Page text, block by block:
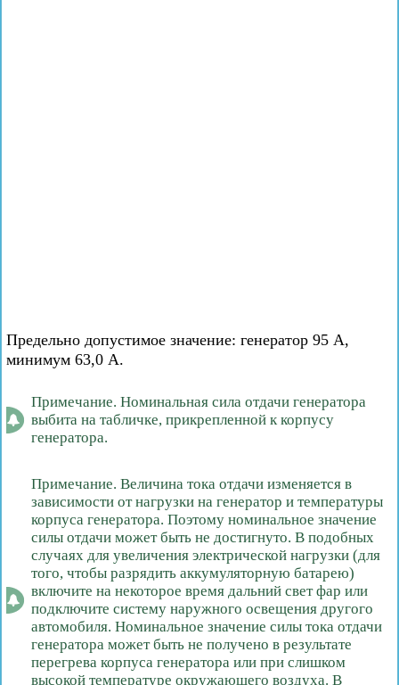
Предельно допустимое значение: генератор 95 А,
минимум 63,0 А.
Примечание. Номинальная сила отдачи генератора
выбита на табличке, прикрепленной к корпусу
генератора.
Примечание. Величина тока отдачи изменяется в
зависимости от нагрузки на генератор и температуры
корпуса генератора. Поэтому номинальное значение
силы отдачи может быть не достигнуто. В подобных
случаях для увеличения электрической нагрузки (для
того, чтобы разрядить аккумуляторную батарею)
включите на некоторое время дальний свет фар или
подключите систему наружного освещения другого
автомобиля. Номинальное значение силы тока отдачи
генератора может быть не получено в результате
перегрева корпуса генератора или при слишком
высокой температуре окружающего воздуха. В